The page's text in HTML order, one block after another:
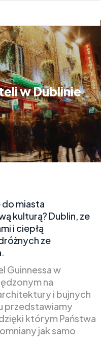
w Dublinie
miasta
kulturą? Dublin, ze
i ciepłą
ze
Guinnessa w
na
i bujnych
przedstawiamy
którym Państwa
jak samo